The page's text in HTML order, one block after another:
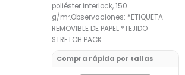
poliéster interlock, 150
g/m².Observaciones: *ETIQUETA
REMOVIBLE DE PAPEL *TEJIDO
STRETCH PACK
Compra rápida por tallas